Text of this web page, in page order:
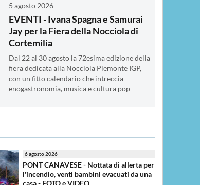
5 agosto 2026
EVENTI - Ivana Spagna e Samurai
Jay per la Fiera della Nocciola di
Cortemilia
Dal 22 al 30 agosto la 72esima edizione della
fiera dedicata alla Nocciola Piemonte IGP,
con un fitto calendario che intreccia
enogastronomia, musica e cultura pop
6 agosto 2026
PONT CANAVESE - Nottata di allerta per
l'incendio, venti bambini evacuati da una
casa - FOTO e VIDEO